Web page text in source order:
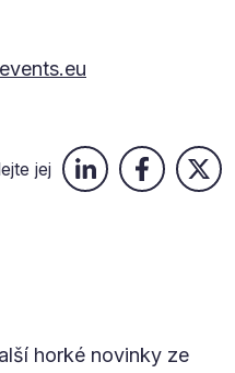
jej
horké novinky ze